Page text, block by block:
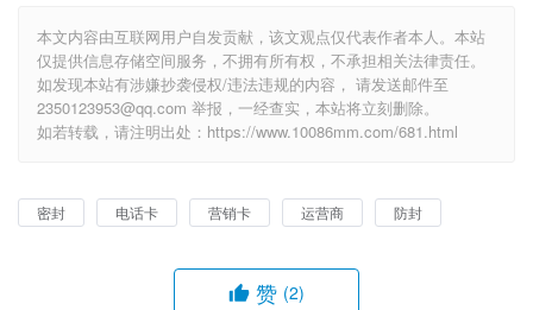
本文内容由互联网用户自发贡献，该文观点仅代表作者本人。本站
仅提供信息存储空间服务，不拥有所有权，不承担相关法律责任。
如发现本站有涉嫌抄袭侵权/违法违规的内容， 请发送邮件至
2350123953@qq.com 举报，一经查实，本站将立刻删除。
如若转载，请注明出处：https://www.10086mm.com/681.html
密封 电话卡 营销卡 运营商 防封
赞 (2)